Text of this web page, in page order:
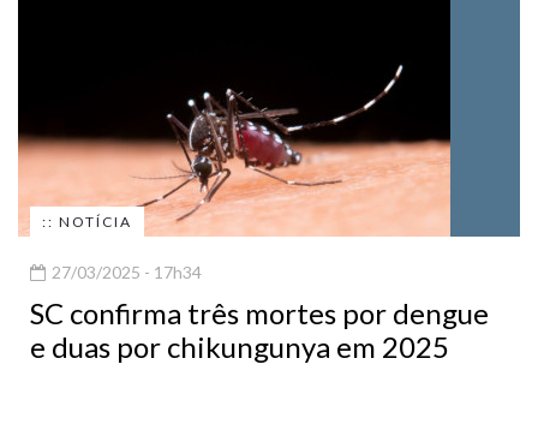
:: NOTÍCIA
27/03/2025 - 17h34
SC confirma três mortes por dengue
e duas por chikungunya em 2025